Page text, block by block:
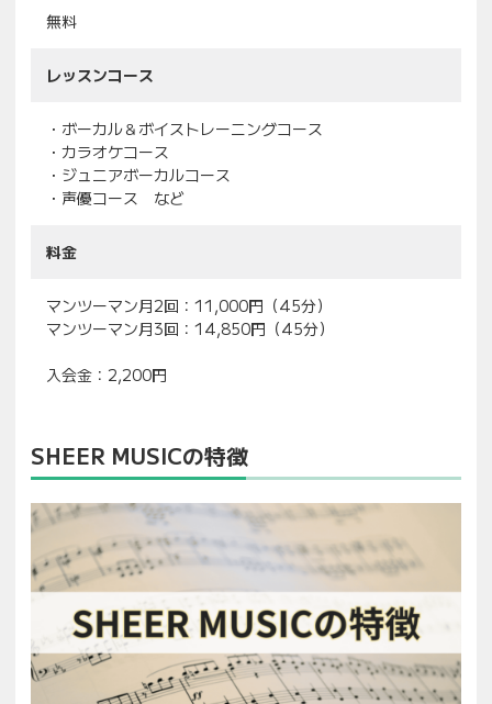
無料
レッスンコース
・ボーカル＆ボイストレーニングコース
・カラオケコース
・ジュニアボーカルコース
・声優コース など
料金
マンツーマン月2回：11,000円（45分）
マンツーマン月3回：14,850円（45分）
入会金：2,200円
SHEER MUSICの特徴